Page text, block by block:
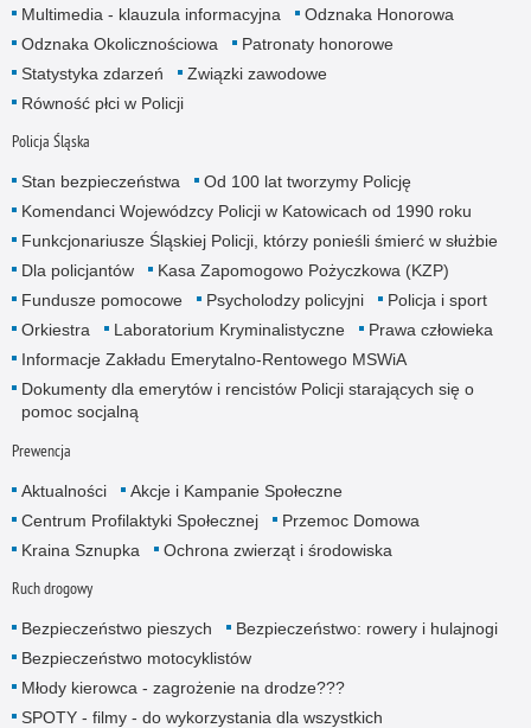
Multimedia - klauzula informacyjna
Odznaka Honorowa
Odznaka Okolicznościowa
Patronaty honorowe
Statystyka zdarzeń
Związki zawodowe
Równość płci w Policji
Policja Śląska
Stan bezpieczeństwa
Od 100 lat tworzymy Policję
Komendanci Wojewódzcy Policji w Katowicach od 1990 roku
Funkcjonariusze Śląskiej Policji, którzy ponieśli śmierć w służbie
Dla policjantów
Kasa Zapomogowo Pożyczkowa (KZP)
Fundusze pomocowe
Psycholodzy policyjni
Policja i sport
Orkiestra
Laboratorium Kryminalistyczne
Prawa człowieka
Informacje Zakładu Emerytalno-Rentowego MSWiA
Dokumenty dla emerytów i rencistów Policji starających się o
pomoc socjalną
Prewencja
Aktualności
Akcje i Kampanie Społeczne
Centrum Profilaktyki Społecznej
Przemoc Domowa
Kraina Sznupka
Ochrona zwierząt i środowiska
Ruch drogowy
Bezpieczeństwo pieszych
Bezpieczeństwo: rowery i hulajnogi
Bezpieczeństwo motocyklistów
Młody kierowca - zagrożenie na drodze???
SPOTY - filmy - do wykorzystania dla wszystkich